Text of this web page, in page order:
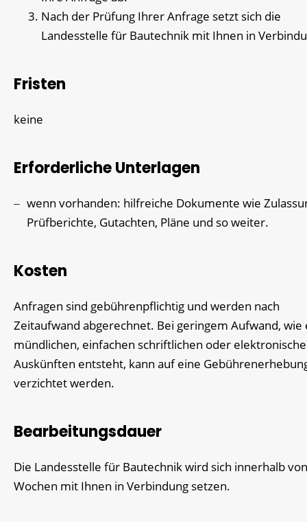
Nach der Prüfung Ihrer Anfrage setzt sich die
Landesstelle für Bautechnik mit Ihnen in
Fristen
keine
Erforderliche Unterlagen
wenn vorhanden: hilfreiche Dokumente wie
Prüfberichte, Gutachten, Pläne und so weiter.
Kosten
Anfragen sind gebührenpflichtig und werden nach
Zeitaufwand abgerechnet. Bei geringem Aufwand, wie
mündlichen, einfachen schriftlichen oder
Auskünften entsteht, kann auf eine
verzichtet werden.
Bearbeitungsdauer
Die Landesstelle für Bautechnik wird sich innerhalb
Wochen mit Ihnen in Verbindung setzen.